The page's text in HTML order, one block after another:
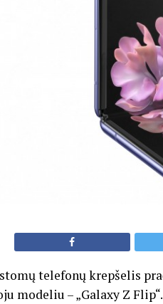
telefonų krepšelis
modeliu – „Galaxy Z